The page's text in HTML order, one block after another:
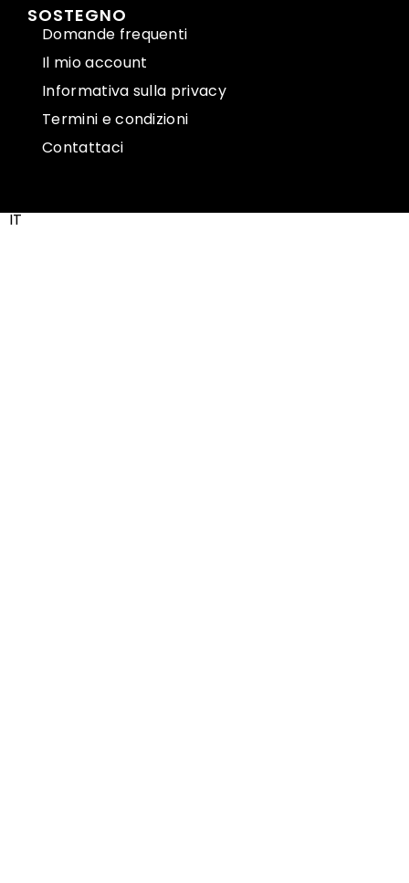
SOSTEGNO
Domande frequenti
Il mio account
Informativa sulla privacy
Termini e condizioni
Contattaci
IT